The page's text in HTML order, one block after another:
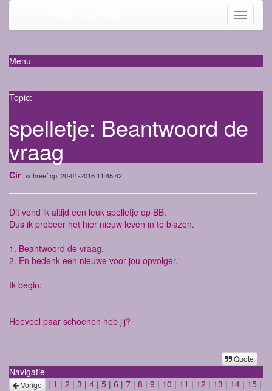
Toggle
Menu
Topic:
spelletje: Beantwoord de
vraag
Cir schreef op: 20-01-2016 11:45:42
Dit vond ik altijd een leuk spelletje op BB.
Dus ik probeer het hier nieuw leven in te blazen.
1. Beantwoord de vraag,
2. En bedenk een nieuwe voor jou opvolger.
Ik begin:
Hoeveel paar schoenen heb jij?
Quote
Navigatie
Vorige | 1 | 2 | 3 | 4 | 5 | 6 | 7 | 8 | 9 | 10 | 11 | 12 | 13 | 14 | 15 |